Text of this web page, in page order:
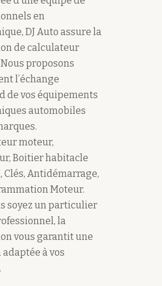
en
DJ Auto assure la
de calculateur
proposons
l’échange
de vos équipements
automobiles
moteur,
Boitier habitacle
Clés, Antidémarrage,
Moteur.
soyez un particulier
la
vous garantit une
à vos